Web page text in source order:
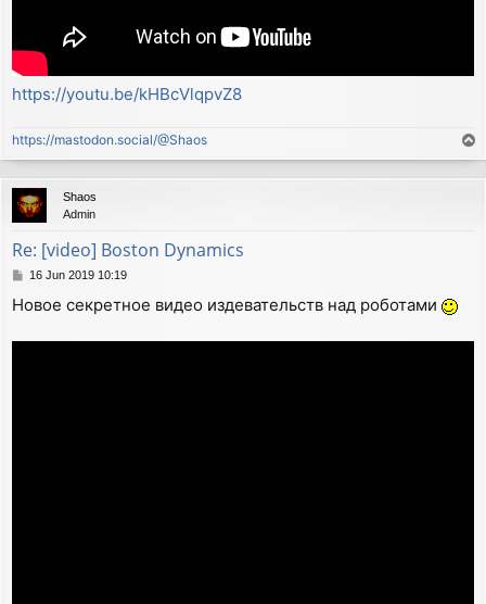
https://youtu.be/kHBcVlqpvZ8
https://mastodon.social/@Shaos
o
p
Shaos
Admin
Re: [video] Boston Dynamics
P
s
16 Jun 2019 10:19
Новое секретное видео издевательств над роботами